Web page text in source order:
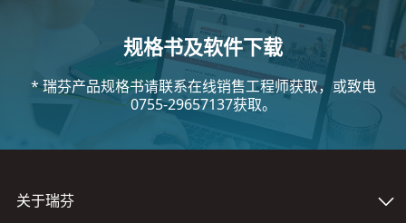
规格书及软件下载
* 瑞芬产品规格书请联系在线销售工程师获取，或致电
0755-29657137获取。
关于瑞芬